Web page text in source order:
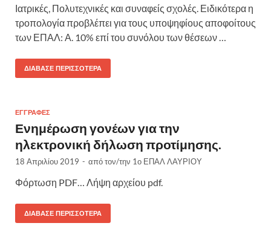
Ιατρικές, Πολυτεχνικές και συναφείς σχολές. Ειδικότερα η
τροπολογία προβλέπει για τους υποψηφίους αποφοίτους
των ΕΠΑΛ: Α. 10% επί του συνόλου των θέσεων …
ΔΙΆΒΑΣΕ ΠΕΡΙΣΣΌΤΕΡΑ
ΕΓΓΡΑΦΕΣ
Ενημέρωση γονέων για την
ηλεκτρονική δήλωση προτίμησης.
18 Απριλίου 2019 - από τον/την 1ο ΕΠΑΛ ΛΑΥΡΙΟΥ
Φόρτωση PDF… Λήψη αρχείου pdf.
ΔΙΆΒΑΣΕ ΠΕΡΙΣΣΌΤΕΡΑ